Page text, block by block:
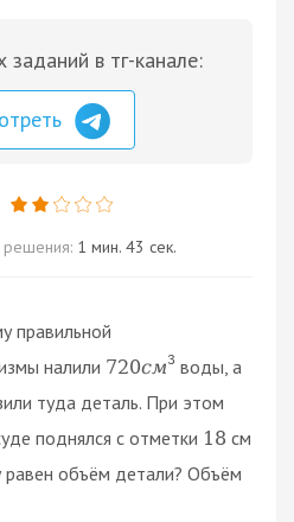
в тг-канале:
1 мин. 43 сек.
правильной
налили 720см3 воды, а
туда деталь. При этом
поднялся с отметки 18 см
равен объём детали? Объём